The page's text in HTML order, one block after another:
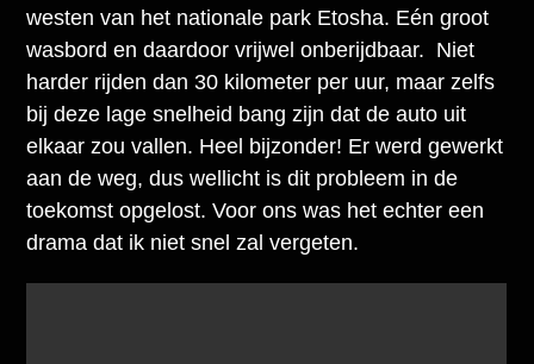
westen van het nationale park Etosha. Eén groot
wasbord en daardoor vrijwel onberijdbaar. Niet
harder rijden dan 30 kilometer per uur, maar zelfs
bij deze lage snelheid bang zijn dat de auto uit
elkaar zou vallen. Heel bijzonder! Er werd gewerkt
aan de weg, dus wellicht is dit probleem in de
toekomst opgelost. Voor ons was het echter een
drama dat ik niet snel zal vergeten.